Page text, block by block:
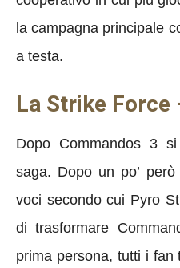
la campagna principale
a testa.
La Strike Force
Dopo Commandos 3
saga. Dopo un po’
voci secondo cui Pyro
di trasformare
prima persona, tutti i fan